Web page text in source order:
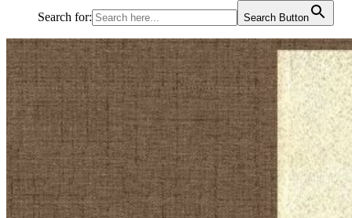
Search for: Search Button